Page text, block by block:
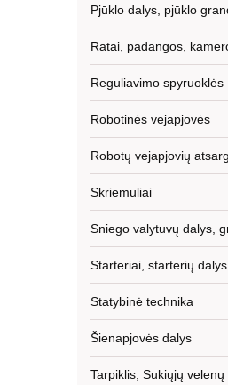
Pjūklo dalys, pjūklo
Ratai, padangos,
Reguliavimo spyruoklės
Robotinės vejapjovės
Robotų vejapjovių
Skriemuliai
Sniego valytuvų dalys,
Starteriai, starterių dalys
Statybinė technika
Šienapjovės dalys
Tarpiklis, Sukiųjų